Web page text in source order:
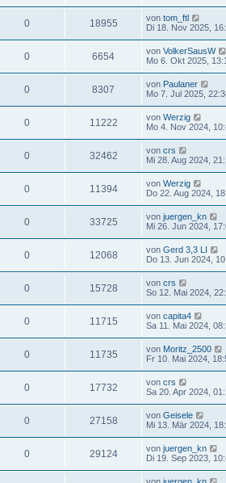
0 18955 von tom_ftl
Di 18. Nov 2025,
0 6654 von VolkerSausW
Mo 6. Okt 2025,
0 8307 von Paulaner
Mo 7. Jul 2025,
0 11222 von Werzig
Mo 4. Nov 2024,
0 32462 von crs
Mi 28. Aug 2024,
0 11394 von Werzig
Do 22. Aug 2024,
0 33725 von juergen_kn
Mi 26. Jun 2024,
0 12068 von Gerd 3,3 LI
Do 13. Jun 2024,
0 15728 von crs
So 12. Mai 2024,
0 11715 von capita4
Sa 11. Mai 2024,
0 11735 von Moritz_2500
Fr 10. Mai 2024,
0 17732 von crs
Sa 20. Apr 2024,
0 27158 von Geisele
Mi 13. Mär 2024,
0 29124 von juergen_kn
Di 19. Sep 2023,
von juergen_kn